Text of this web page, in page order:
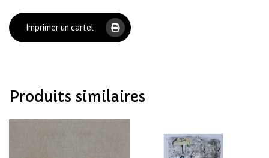
Imprimer un cartel
Produits similaires